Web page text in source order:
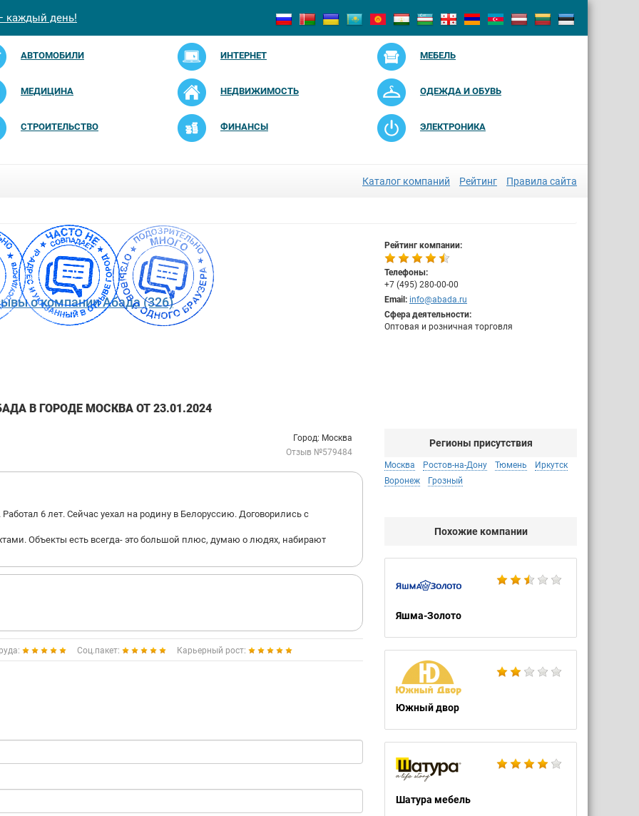
каждый день!
АВТОМОБИЛИ ИНТЕРНЕТ МЕБЕЛЬ
МЕДИЦИНА НЕДВИЖИМОСТЬ ОДЕЖДА И ОБУВЬ
СТРОИТЕЛЬСТВО ФИНАНСЫ ЭЛЕКТРОНИКА
Каталог компаний Рейтинг Правила сайта
о компании Абада (326)
Рейтинг компании:
Телефоны:
+7 (495) 280-00-00
Email: info@abada.ru
Сфера деятельности:
Оптовая и розничная торговля
В ГОРОДЕ МОСКВА ОТ 23.01.2024
Город: Москва
Отзыв №579484
6 лет. Сейчас уехал на родину в Белоруссию. Договорились с
Объекты есть всегда- это большой плюс, думаю о людях, набирают
Соц.пакет: Карьерный рост:
Регионы присутствия
Москва Ростов-на-Дону Тюмень
Иркутск
Воронеж
Грозный
Похожие компании
Яшма-Золото
Южный двор
Шатура мебель